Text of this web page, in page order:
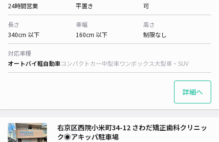
24時間営業
平置き
可
長さ
340cm 以下
車幅
160cm 以下
高さ
制限なし
対応車種
オートバイ軽自動車コンパクトカー中型車ワンボックス大型車・SUV
詳細へ
右京区西院小米町34-12 さわだ矯正歯科クリニッ
ク◉アキッパ駐車場